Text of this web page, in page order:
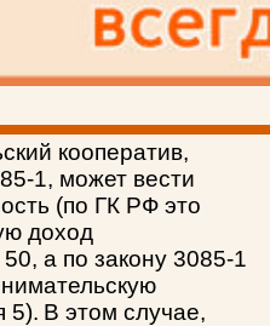
кооператив,
1, может вести
(по ГК РФ это
доход
а по закону 3085-1
5). В этом случае,